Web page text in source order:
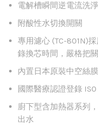
電解槽瞬間逆電流洗
附酸性水切換開關
專用濾心 (TC-801N)
錄換芯時間，嚴格把
內置日本原裝中空絲
國際醫療認證登錄 ISO
廚下型含加熱器系列
出水